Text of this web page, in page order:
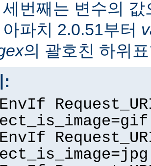
세번째는 변수의
파치 2.0.51부터
의 괄호친 하위
: